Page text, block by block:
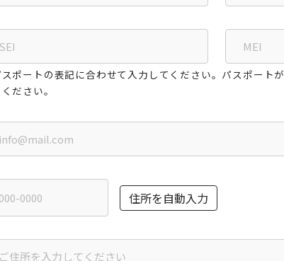
ポートの表記に合わせて入力してください。パスポート
ださい。
住所を自動入力